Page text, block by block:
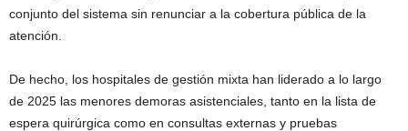
conjunto del sistema sin renunciar a la cobertura pública de la
atención.
De hecho, los hospitales de gestión mixta han liderado a lo largo
de 2025 las menores demoras asistenciales, tanto en la lista de
espera quirúrgica como en consultas externas y pruebas